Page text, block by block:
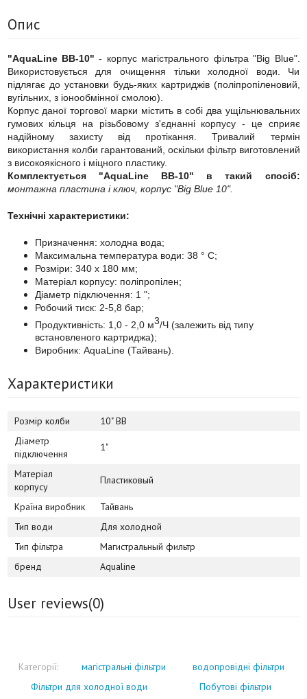
Опис
"AquaLine BB-10" - корпус магістрального фільтра "Big Blue".
Використовується для очищення тільки холодної води. Чи
підлягає до установки будь-яких картриджів (поліпропіленовий,
вугільних, з іонообмінної смолою).
Корпус даної торгової марки містить в собі два ущільнювальних
гумових кільця на різьбовому з'єднанні корпусу - це сприяє
надійному захисту від протікання. Тривалий термін
використання колби гарантований, оскільки фільтр виготовлений
з високоякісного і міцного пластику.
Комплектується "AquaLine BB-10" в такий спосіб:
монтажна пластина і ключ, корпус "Big Blue 10".
Технічні характеристики:
Призначення: холодна вода;
Максимальна температура води: 38 ° C;
Розміри: 340 x 180 мм;
Матеріал корпусу: поліпропілен;
Діаметр підключення: 1 ";
Робочий тиск: 2-5,8 бар;
Продуктивність: 1,0 - 2,0 м3/Ч (залежить від типу
встановленого картриджа);
Виробник: AquaLine (Тайвань).
Характеристики
Розмір колби
10" BB
Діаметр
підключення
1"
Матеріал
корпусу
Пластиковый
Країна виробник
Тайвань
Тип води
Для холодной
Тип фільтра
Магистральный фильтр
бренд
Aqualine
User reviews(0)
Категорії: магістральні фільтри
водопровідні фільтри
Фільтри для холодної води
Побутові фільтри